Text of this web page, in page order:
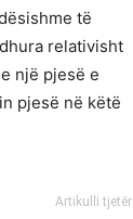
të
relativisht
një pjesë e
pjesë në këtë
Artikulli tjetër